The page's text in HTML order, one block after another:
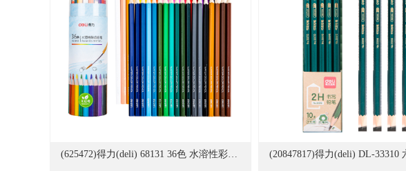
(625472)得力(deli) 68131 36色 水溶性彩色铅笔(单位：筒)